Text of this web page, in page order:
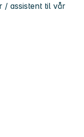
/ assistent til vår